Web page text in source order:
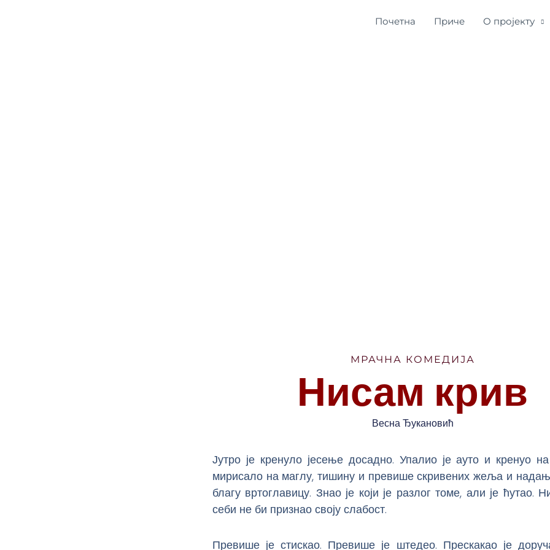
Почетна Приче О пројекту
МРАЧНА КОМЕДИЈА
Нисам крив
Весна Ђукановић
Јутро је кренуло јесење досадно. Упалио је ауто и кренуо
мирисало на маглу, тишину и превише скривених жеља и
благу вртоглавицу. Знао је који је разлог томе, али је ћутао.
себи не би признао своју слабост.
Превише је стискао. Превише је штедео. Прескакао је